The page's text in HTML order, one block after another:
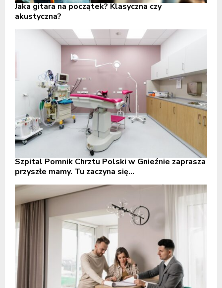
Jaka gitara na początek? Klasyczna czy
akustyczna?
Szpital Pomnik Chrztu Polski w Gnieźnie zaprasza
przyszłe mamy. Tu zaczyna się...